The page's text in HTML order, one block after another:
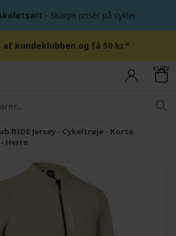
- Skarpe priser på cykler
af kundeklubben og få 50 kr.*
KURV
RIDE Jersey - Cykeltrøje - Korte
Herre